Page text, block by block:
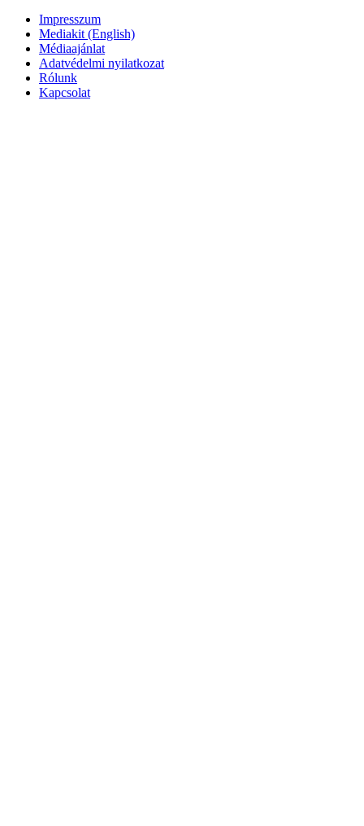
Impresszum
Mediakit (English)
Médiaajánlat
Adatvédelmi nyilatkozat
Rólunk
Kapcsolat